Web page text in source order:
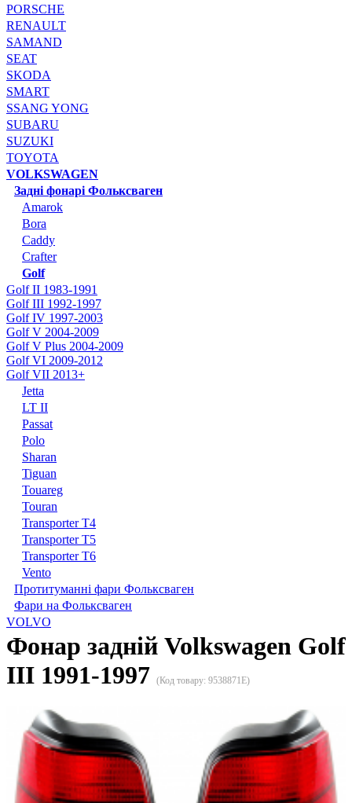
PORSCHE
RENAULT
SAMAND
SEAT
SKODA
SMART
SSANG YONG
SUBARU
SUZUKI
TOYOTA
VOLKSWAGEN
Задні фонарі Фольксваген
Amarok
Bora
Caddy
Crafter
Golf
Golf II 1983-1991
Golf III 1992-1997
Golf IV 1997-2003
Golf V 2004-2009
Golf V Plus 2004-2009
Golf VI 2009-2012
Golf VII 2013+
Jetta
LT II
Passat
Polo
Sharan
Tiguan
Touareg
Touran
Transporter T4
Transporter T5
Transporter T6
Vento
Протитуманні фари Фольксваген
Фари на Фольксваген
VOLVO
Фонар задній Volkswagen Golf
III 1991-1997 (Код товару: 9538871E)